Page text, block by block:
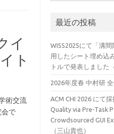
イ
ト
術交流
で
索:
最近の投稿
WISS2025にて「溝
用したシート埋め込
トルで発表しました
2026年度春 中村研
ACM CHI 2026 にて
Quality via Pre-Task
Crowdsourced GUI
（三山貴也）